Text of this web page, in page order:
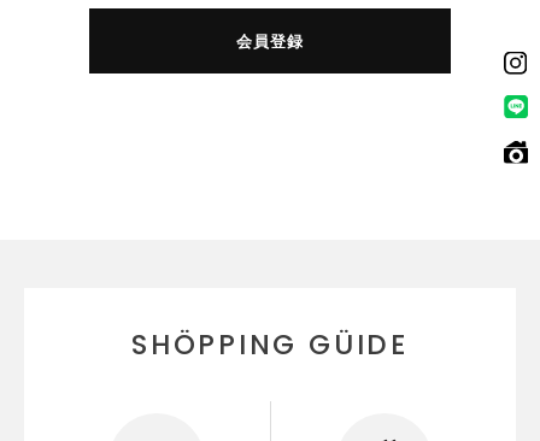
会員登録
SHÖPPING GÜIDE